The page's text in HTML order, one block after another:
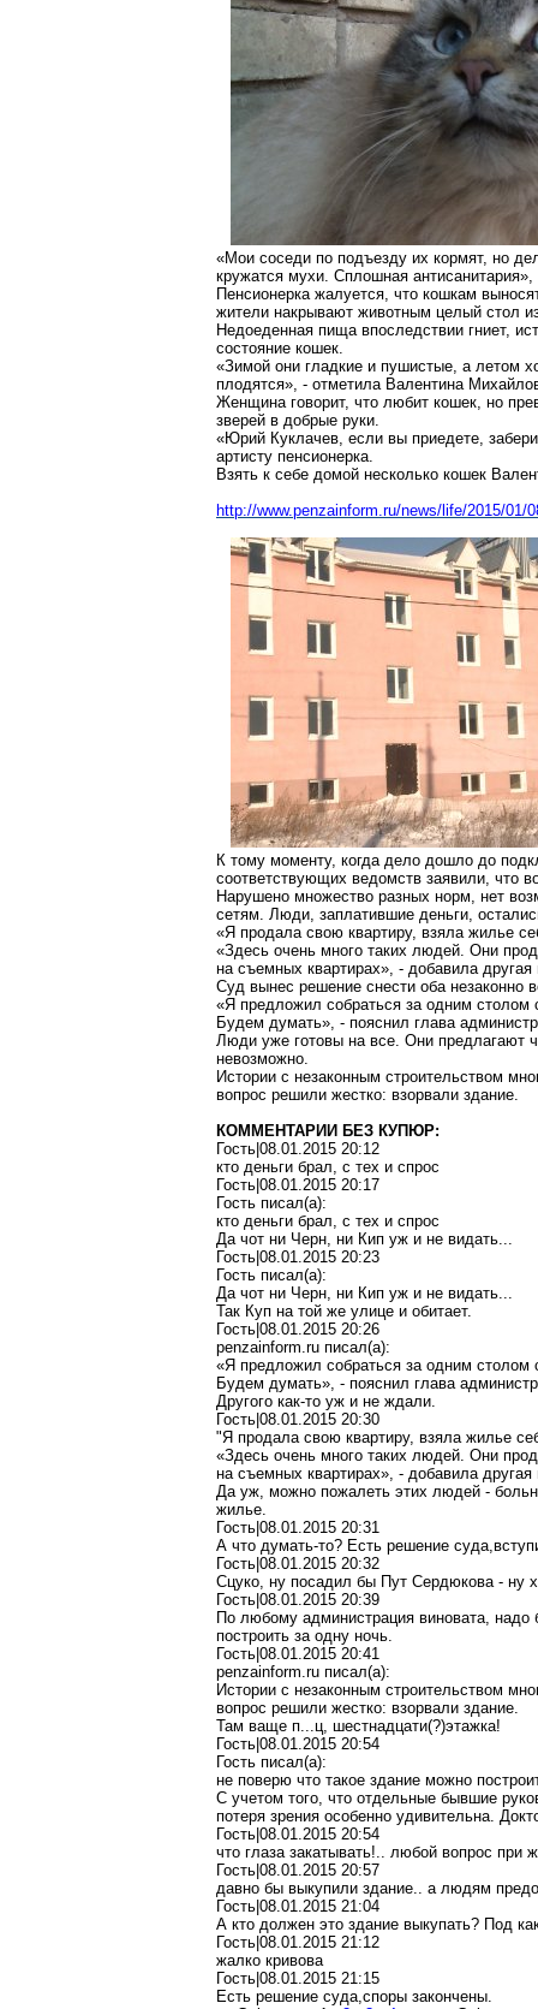
«Мои соседи по подъезду их кормят, но
кружатся мухи. Сплошная
Пенсионерка жалуется, что кошкам
жители накрывают животным целый стол
Недоеденная пища впоследствии гниет,
состояние кошек.
«Зимой они гладкие и пушистые, а летом
плодятся», - отметила Валентина
Женщина говорит, что любит кошек, но
зверей в добрые руки.
«Юрий Куклачев, если вы приедете,
артисту пенсионерка.
Взять к себе домой несколько кошек
http://www.penzainform.ru/news/life/2015/
К тому моменту, когда дело дошло до
соответствующих ведомств заявили, что
Нарушено множество разных норм, нет
сетям. Люди, заплатившие деньги,
«Я продала свою квартиру, взяла жилье
«Здесь очень много таких людей. Они
на съемных квартирах», - добавила другая
Суд вынес решение снести оба незаконно
«Я предложил собраться за одним столом
Будем думать», - пояснил глава
Люди уже готовы на все. Они предлагают
невозможно.
Истории с незаконным строительством
вопрос решили жестко: взорвали здание.
КОММЕНТАРИИ БЕЗ КУПЮР:
Гость|08.01.2015 20:12
кто деньги брал, с тех и спрос
Гость|08.01.2015 20:17
Гость писал(a):
кто деньги брал, с тех и спрос
Да чот ни Черн, ни Кип уж и не видать...
Гость|08.01.2015 20:23
Гость писал(a):
Да чот ни Черн, ни Кип уж и не видать...
Так Куп на той же улице и обитает.
Гость|08.01.2015 20:26
penzainform.ru писал(a):
«Я предложил собраться за одним столом
Будем думать», - пояснил глава
Другого как-то уж и не ждали.
Гость|08.01.2015 20:30
"Я продала свою квартиру, взяла жилье
«Здесь очень много таких людей. Они
на съемных квартирах», - добавила другая
Да уж, можно пожалеть этих людей -
жилье.
Гость|08.01.2015 20:31
А что думать-то? Есть решение
Гость|08.01.2015 20:32
Сцуко, ну посадил бы Пут Сердюкова - ну
Гость|08.01.2015 20:39
По любому администрация виновата, надо
построить за одну ночь.
Гость|08.01.2015 20:41
penzainform.ru писал(a):
Истории с незаконным строительством
вопрос решили жестко: взорвали здание.
Там ваще п...ц, шестнадцати(?)этажка!
Гость|08.01.2015 20:54
Гость писал(a):
не поверю что такое здание можно
С учетом того, что отдельные бывшие
потеря зрения особенно удивительна.
Гость|08.01.2015 20:54
что глаза закатывать!.. любой вопрос
Гость|08.01.2015 20:57
давно бы выкупили здание.. а людям
Гость|08.01.2015 21:04
А кто должен это здание выкупать? Под
Гость|08.01.2015 21:12
жалко кривова
Гость|08.01.2015 21:15
Есть решение суда,споры закончены.